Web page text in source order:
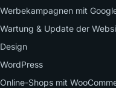
Werbekampagnen mit
Wartung & Update der
Design
WordPress
Online-Shops mit